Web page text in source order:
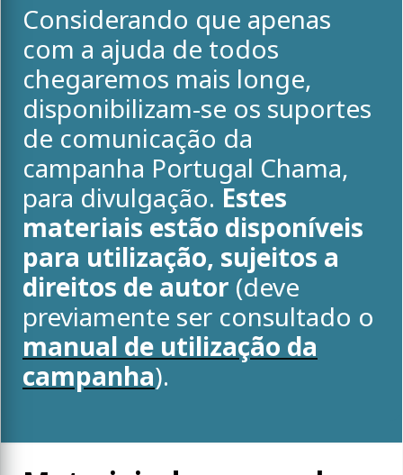
Considerando que apenas
com a ajuda de todos
chegaremos mais longe,
disponibilizam-se os suportes
de comunicação da
campanha Portugal Chama,
para divulgação. Estes
materiais estão disponíveis
para utilização, sujeitos a
direitos de autor (deve
previamente ser consultado o
manual de utilização da
campanha).